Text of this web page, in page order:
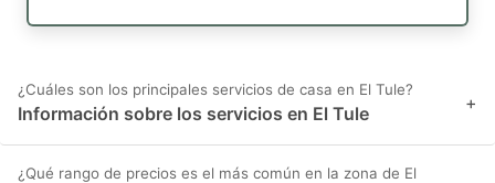
¿Cuáles son los principales servicios de casa en El Tule?
Información sobre los servicios en El Tule +
¿Qué rango de precios es el más común en la zona de El